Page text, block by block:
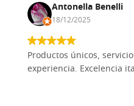
Antonella Benelli
18/12/2025
Productos únicos,
experiencia. Excelencia